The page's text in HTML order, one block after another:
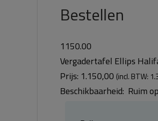
Bestellen
1150.00
Vergadertafel Ellips
Prijs: 1.150,00 (incl. BTW:
Beschikbaarheid: Ruim